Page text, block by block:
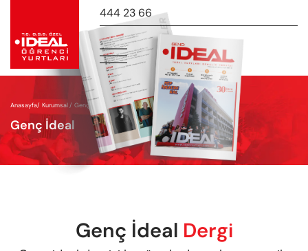
444 23 66-
Anasayfa/ Kurumsal / Genç İdeal
Genç İdeal
Genç İdeal Dergi